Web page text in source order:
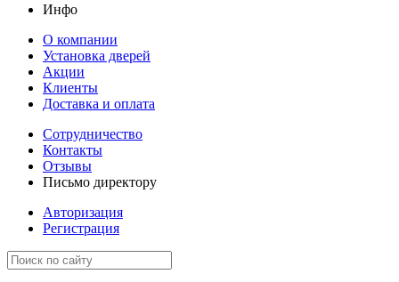
Инфо
О компании
Установка дверей
Акции
Клиенты
Доставка и оплата
Сотрудничество
Контакты
Отзывы
Письмо директору
Авторизация
Регистрация